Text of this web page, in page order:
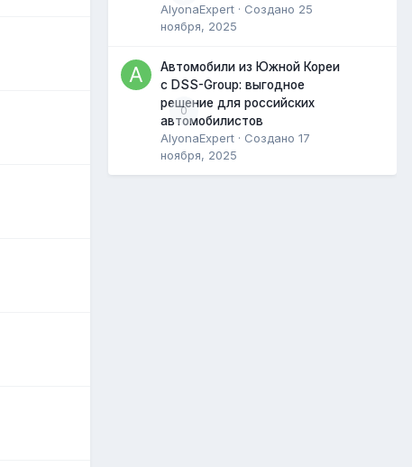
AlyonaExpert · Создано 25
ноября, 2025
0
Автомобили из Южной Кореи
с DSS-Group: выгодное
решение для российских
автомобилистов
AlyonaExpert · Создано 17
ноября, 2025